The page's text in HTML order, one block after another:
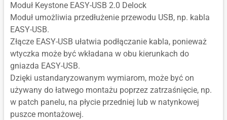
Moduł Keystone EASY-USB 2.0 Delock
Moduł umożliwia przedłużenie przewodu USB, np. kabla
EASY-USB.
Złącze EASY-USB ułatwia podłączanie kabla, ponieważ
wtyczka może być wkładana w obu kierunkach do
gniazda EASY-USB.
Dzięki ustandaryzowanym wymiarom, może być on
używany do łatwego montażu poprzez zatrzaśnięcie, np.
w patch panelu, na płycie przedniej lub w natynkowej
puszce montażowej.